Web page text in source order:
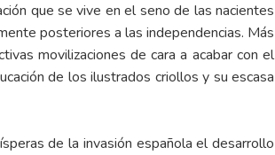
que se vive en el seno de las nacientes
posteriores a las independencias. Más
movilizaciones de cara a acabar con el
de los ilustrados criollos y su escasa
de la invasión española el desarrollo